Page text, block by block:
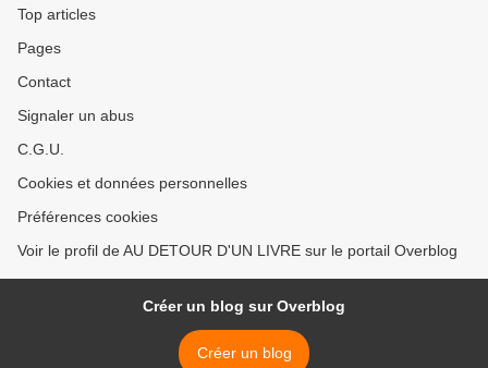
Top articles
Pages
Contact
Signaler un abus
C.G.U.
Cookies et données personnelles
Préférences cookies
Voir le profil de AU DETOUR D'UN LIVRE sur le portail Overblog
Créer un blog sur Overblog
Créer un blog